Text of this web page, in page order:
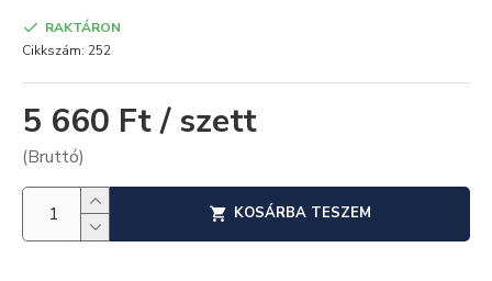
5 660 Ft / szett
(Bruttó)
RAKTÁRON
Cikkszám: 252
KOSÁRBA TESZEM